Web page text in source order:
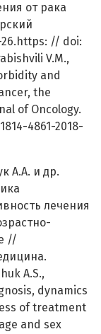
от рака
26.https: // doi:
V.M.,
and
the
of Oncology.
4861-2018-
А.А. и др.
лечения
//
A.S.,
dynamics
of treatment
and sex